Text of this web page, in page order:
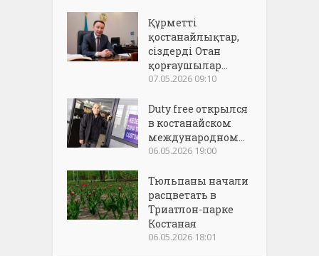
Құрметті
қостанайлықтар,
сіздерді Отан
қорғаушылар...
07.05.2026 09:10
Duty free открылся
в костанайском
международном...
06.05.2026 19:00
Тюльпаны начали
расцветать в
Триатлон-парке
Костаная
06.05.2026 18:01